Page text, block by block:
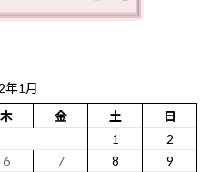
年1月
木 金 土
日
1
2
6 7 8
9